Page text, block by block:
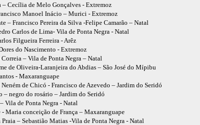
Cecília de Melo Gonçalves - Extremoz
Manoel Inácio – Murici - Extremoz
– Francisco Pereira da Silva -Felipe Camarão – Natal
Carlos de Lima- Vila de Ponta Negra - Natal
Filgueira Ferreira - Arêz
do Nascimento - Extremoz
– Vila de Ponta Negra – Natal
de Oliveira-Laranjeira do Abdias – São José do Mípibu
- Maxaranguape
de Chicó - Francisco de Azevedo – Jardim do Seridó
– negro do rosário – Jardim do Seridó
Vila de Ponta Negra - Natal
Maria conceição de França – Maxaranguape
– Sebastião Matias -Vila de Ponta Negra - Natal